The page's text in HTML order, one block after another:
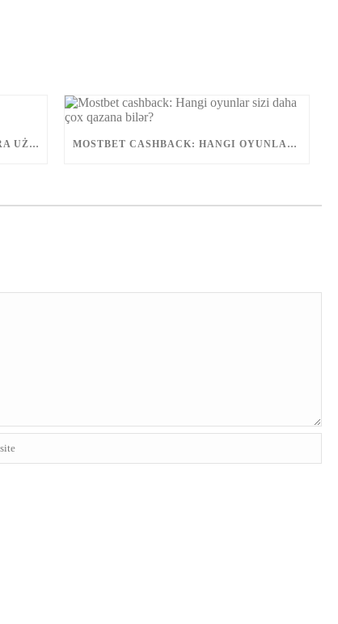
JAK APLIKACJA MOSTBET WSPIERA UŻYTKOWNIKÓW ANDROIDA? MOSTBET CASHBACK: HANGI OYUNLAR SIZI DAHA ÇOX QAZANA BILƏR?